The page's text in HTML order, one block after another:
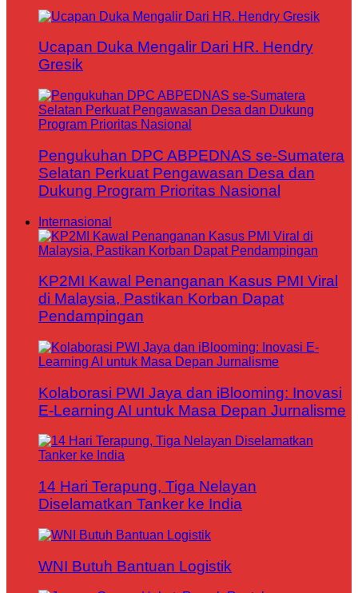
Ucapan Duka Mengalir Dari HR. Hendry
Gresik
Pengukuhan DPC ABPEDNAS se-Sumatera
Selatan Perkuat Pengawasan Desa dan
Dukung Program Prioritas Nasional
Internasional
KP2MI Kawal Penanganan Kasus PMI Viral
di Malaysia, Pastikan Korban Dapat
Pendampingan
Kolaborasi PWI Jaya dan iBlooming: Inovasi
E-Learning AI untuk Masa Depan Jurnalisme
14 Hari Terapung, Tiga Nelayan
Diselamatkan Tanker ke India
WNI Butuh Bantuan Logistik